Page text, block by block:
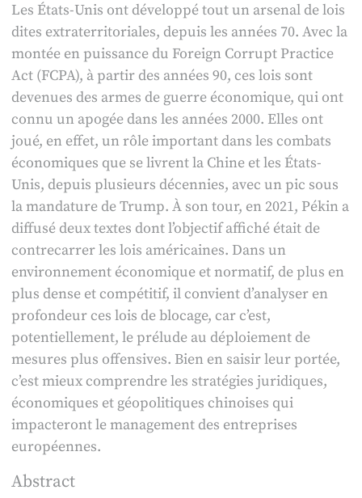
miroir
des
lois
d’extraterritorialité
américaine
et
triangulation
stratégique
Les États-Unis ont développé tout un arsenal de lois
dites extraterritoriales, depuis les années 70. Avec la
montée en puissance du Foreign Corrupt Practice
Act (FCPA), à partir des années 90, ces lois sont
devenues des armes de guerre économique, qui ont
connu un apogée dans les années 2000. Elles ont
joué, en effet, un rôle important dans les combats
économiques que se livrent la Chine et les États-
Unis, depuis plusieurs décennies, avec un pic sous
la mandature de Trump. À son tour, en 2021, Pékin a
diffusé deux textes dont l’objectif affiché était de
contrecarrer les lois américaines. Dans un
environnement économique et normatif, de plus en
plus dense et compétitif, il convient d’analyser en
profondeur ces lois de blocage, car c’est,
potentiellement, le prélude au déploiement de
mesures plus offensives. Bien en saisir leur portée,
c’est mieux comprendre les stratégies juridiques,
économiques et géopolitiques chinoises qui
impacteront le management des entreprises
européennes.
Abstract